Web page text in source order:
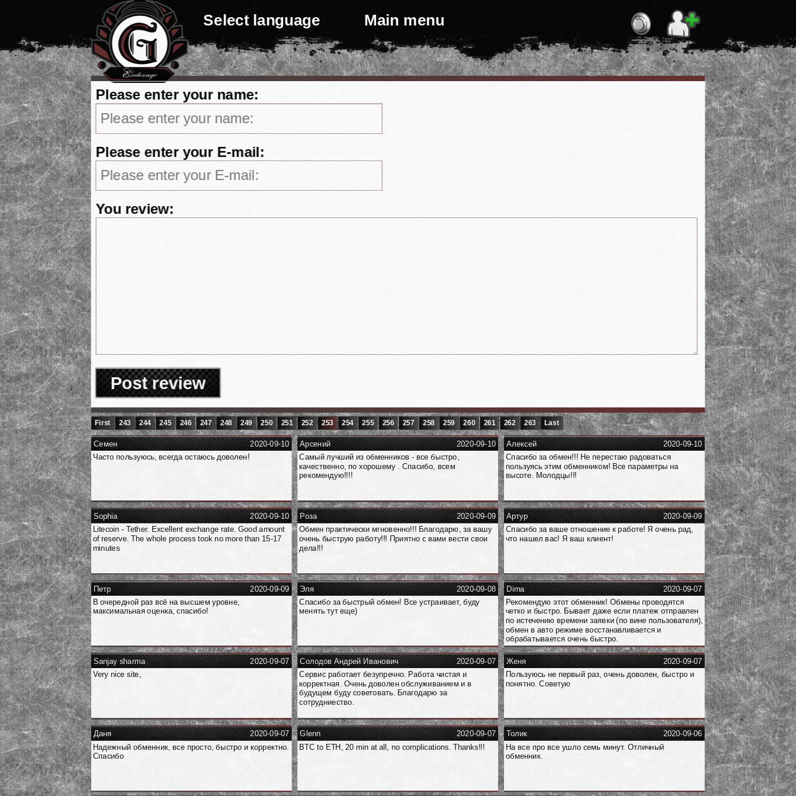
Select language Main menu
Please enter your name:
Please enter your E-mail:
You review:
Post review
First 243 244 245 246 247 248 249 250 251 252 253 254 255 256 257 258 259 260 261 262 263 Last
2020-09-10
Семен
Часто пользуюсь, всегда остаюсь доволен!
2020-09-10
Арсений
Самый лучший из обменников - все быстро,
качественно, по хорошему . Спасибо, всем
рекомендую!!!!
2020-09-10
Алексей
Спасибо за обмен!!! Не перестаю радоваться
пользуясь этим обменником! Все параметры на
высоте. Молодцы!!!
2020-09-10
Sophia
Litecoin - Tether. Excellent exchange rate. Good amount
of reserve. The whole process took no more than 15-17
minutes
2020-09-09
Роза
Обмен практически мгновенно!!! Благодарю, за вашу
очень быструю работу!!! Приятно с вами вести свои
дела!!!
2020-09-09
Артур
Спасибо за ваше отношение к работе! Я очень рад,
что нашел вас! Я ваш клиент!
2020-09-09
Петр
В очередной раз всё на высшем уровне,
максимальная оценка, спасибо!
2020-09-08
Эля
Спасибо за быстрый обмен! Все устраивает, буду
менять тут еще)
2020-09-07
Dima
Рекомендую этот обменник! Обмены проводятся
четко и быстро. Бывает даже если платеж отправлен
по истечению времени заявки (по вине пользователя),
обмен в авто режиме восстанавливается и
обрабатывается очень быстро.
2020-09-07
Sanjay sharma
Very nice site,
2020-09-07
Солодов Андрей Иванович
Сервис работает безупречно. Работа чистая и
корректная. Очень доволен обслуживанием и в
будущем буду советовать. Благодарю за
сотрудниество.
2020-09-07
Женя
Пользуюсь не первый раз, очень доволен, быстро и
понятно. Советую
2020-09-07
Даня
Надежный обменник, все просто, быстро и корректно.
Спасибо
2020-09-07
Glenn
BTC to ETH, 20 min at all, no complications. Thanks!!!
2020-09-06
Толик
На все про все ушло семь минут. Отличный
обменник.